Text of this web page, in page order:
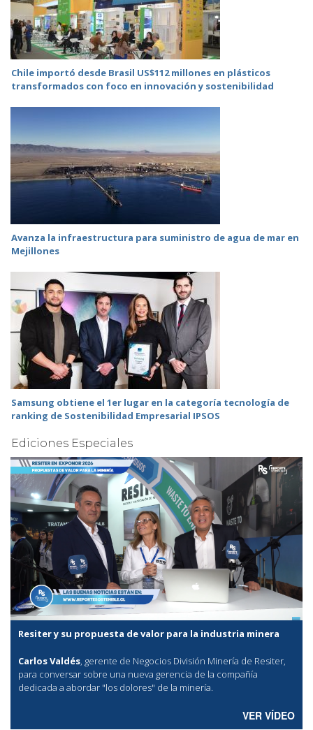
Chile importó desde Brasil US$112 millones en plásticos
transformados con foco en innovación y sostenibilidad
Avanza la infraestructura para suministro de agua de mar en
Mejillones
Samsung obtiene el 1er lugar en la categoría tecnología de
ranking de Sostenibilidad Empresarial IPSOS
Ediciones Especiales
Resiter y su propuesta de valor para la industria minera
Carlos Valdés, gerente de Negocios División Minería de Resiter,
para conversar sobre una nueva gerencia de la compañía
dedicada a abordar "los dolores" de la minería.
VER VÍDEO